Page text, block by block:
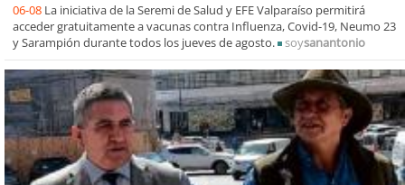
06-08 La iniciativa de la Seremi de Salud y EFE Valparaíso permitirá
acceder gratuitamente a vacunas contra Influenza, Covid-19, Neumo 23
y Sarampión durante todos los jueves de agosto.
soysanantonio